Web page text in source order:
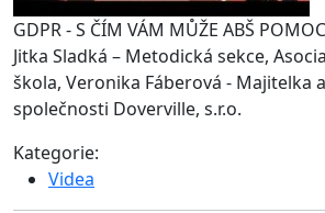
GDPR - S ČÍM VÁM MŮŽE ABŠ
Jitka Sladká – Metodická sekce,
škola, Veronika Fáberová - Majitelka
společnosti Doverville, s.r.o.
Kategorie:
Videa